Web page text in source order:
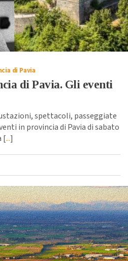
di Pavia
di Pavia. Gli eventi
spettacoli, passeggiate
in provincia di Pavia di sabato
[...]